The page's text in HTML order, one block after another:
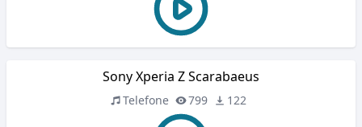
Sony Xperia Z Scarabaeus
Telefone 799 122